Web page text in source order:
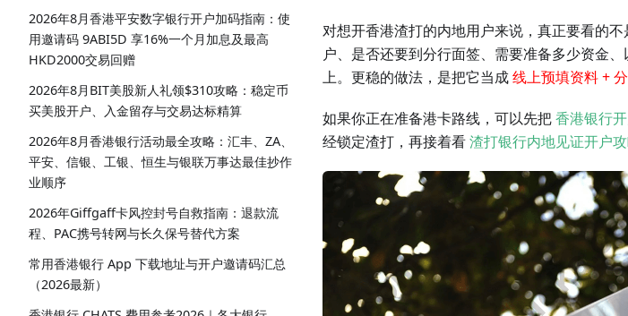
2026年8月香港平安数字银行开户加码指南：使
用邀请码 9ABI5D 享16%一个月加息及最高
HKD2000交易回赠
2026年8月BIT美股新人礼领$310攻略：稳定币
买美股开户、入金留存与交易达标精算
2026年8月香港银行活动最全攻略：汇丰、ZA、
平安、信银、工银、恒生与银联万事达最佳抄作
业顺序
2026年Giffgaff卡风控封号自救指南：退款流
程、PAC携号转网与长久保号替代方案
常用香港银行 App 下载地址与开户邀请码汇总
（2026最新）
对想开香港渣打的内地用户来说，真正要看的
户、是否还要到分行面签、需要准备多少资金
上。更稳的做法，是把它当成线上预填资料 +
如果你正在准备港卡路线，可以先把香港银行
经锁定渣打，再接着看渣打银行内地见证开户